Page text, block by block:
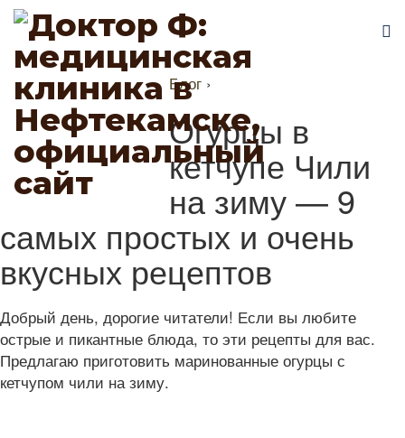
Блог ›
Огурцы в
кетчупе Чили
на зиму — 9
самых простых и очень
вкусных рецептов
Добрый день, дорогие читатели! Если вы любите
острые и пикантные блюда, то эти рецепты для вас.
Предлагаю приготовить маринованные огурцы с
кетчупом чили на зиму.